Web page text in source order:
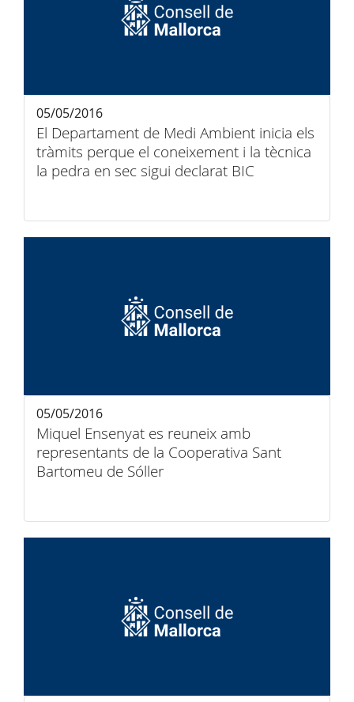
El Departament de Medi Ambient inicia els
tràmits perque el coneixement i la tècnica
la pedra en sec sigui declarat BIC
05/05/2016
Miquel Ensenyat es reuneix amb
representants de la Cooperativa Sant
Bartomeu de Sóller
05/05/2016